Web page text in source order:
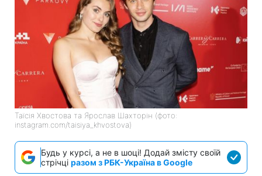
Таїсія Хвостова та Ярослав Шахторін (фото:
instagram.com/taisiya_khvostova)
Будь у курсі, а не в шоці! Додай змісту своїй
стрічці разом з РБК-Україна в Google